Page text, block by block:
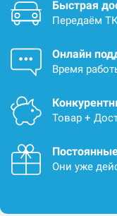
Быстрая
Передаём
Онлайн
Время
Товар +
Они уже